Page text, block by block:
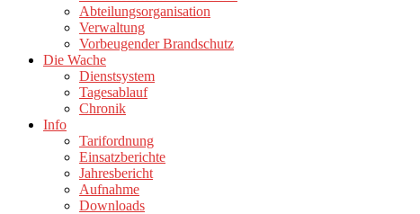
Abteilungsorganisation
Verwaltung
Vorbeugender Brandschutz
Die Wache
Dienstsystem
Tagesablauf
Chronik
Info
Tarifordnung
Einsatzberichte
Jahresbericht
Aufnahme
Downloads